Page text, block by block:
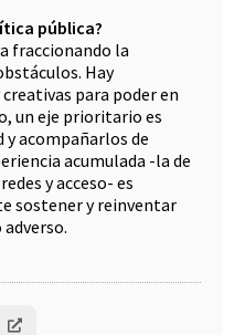
pública?
fraccionando la
Hay
para poder en
un eje prioritario es
y acompañarlos de
acumulada -la de
y acceso- es
sostener y reinventar